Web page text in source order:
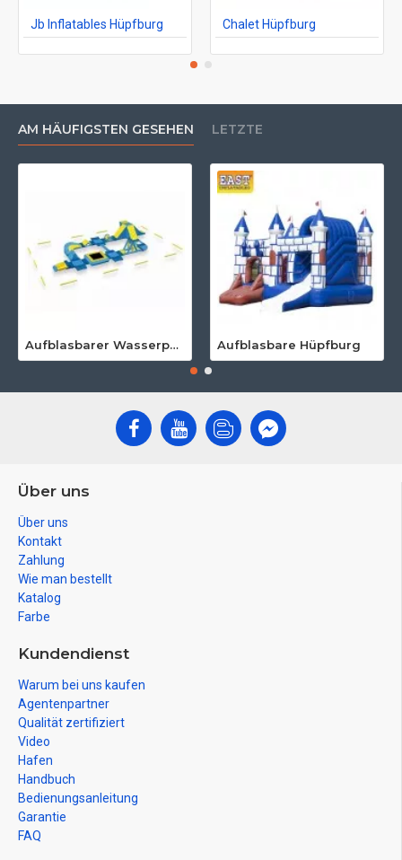
Jb Inflatables Hüpfburg Chalet Hüpfburg
AM HÄUFIGSTEN GESEHEN LETZTE
Aufblasbarer Wasserpark Für Erwachsene Aufblasbare Hüpfburg
Über uns
Über uns
Kontakt
Zahlung
Wie man bestellt
Katalog
Farbe
Kundendienst
Warum bei uns kaufen
Agentenpartner
Qualität zertifiziert
Video
Hafen
Handbuch
Bedienungsanleitung
Garantie
FAQ